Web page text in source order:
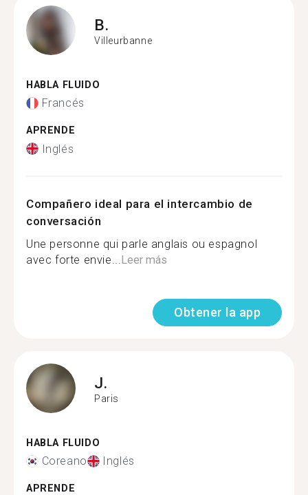
B.
Villeurbanne
HABLA FLUIDO
Francés
APRENDE
Inglés
Compañero ideal para el intercambio de
conversación
Une personne qui parle anglais ou espagnol
avec forte envie... Leer más
Obtener la app
J.
Paris
HABLA FLUIDO
Coreano Inglés
APRENDE